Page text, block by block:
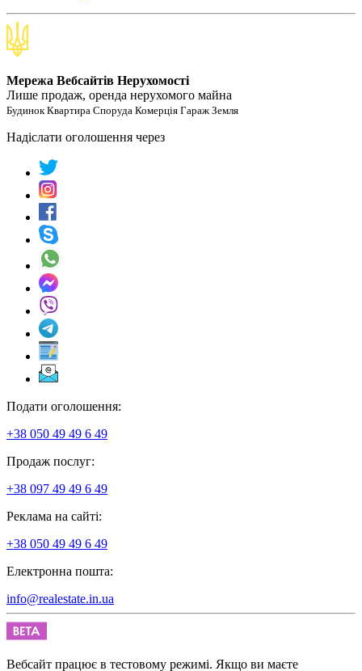
Мережа Вебсайтів Нерухомості
Лише продаж, оренда нерухомого майна
Будинок Квартира Споруда Комерція Гараж Земля
Надіслати оголошення через
Подати оголошення:
+38 050 49 49 6 49
Продаж послуг:
+38 097 49 49 6 49
Реклама на сайті:
+38 050 49 49 6 49
Електронна пошта:
info@realestate.in.ua
Вебсайт працює в тестовому режимі. Якщо ви маєте